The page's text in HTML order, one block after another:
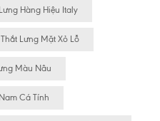
Hàng Hiệu Italy
Thắt Lưng Mặt Xỏ Lỗ
Màu Nâu
Cá Tính